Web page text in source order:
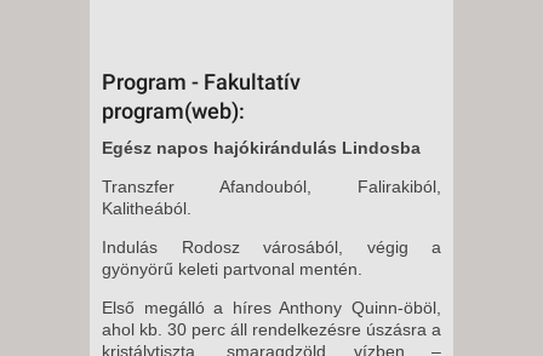
Program - Fakultatív
program(web):
Egész napos hajókirándulás Lindosba
Transzfer Afandouból, Falirakiból,
Kalitheából.
Indulás Rodosz városából, végig a
gyönyörű keleti partvonal mentén.
Első megálló a híres Anthony Quinn-öböl,
ahol kb. 30 perc áll rendelkezésre úszásra a
kristálytiszta, smaragdzöld vízben –